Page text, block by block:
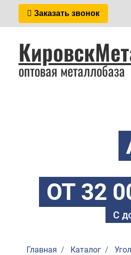
Заказать звонок
оптовая металлобаза
ОТ 32
С
Главная Каталог